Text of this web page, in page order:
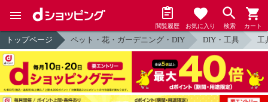
閲覧履歴 お気に入り 検索 カート
トップページ ペット・花・ガーデニング・DIY DIY・工具 工